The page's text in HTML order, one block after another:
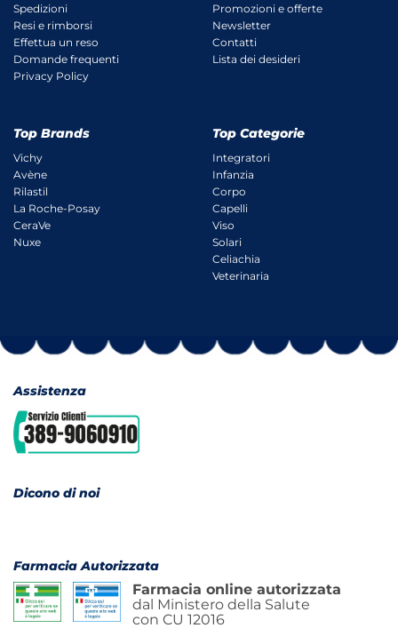
Spedizioni
Resi e rimborsi
Effettua un reso
Domande frequenti
Privacy Policy
Promozioni e offerte
Newsletter
Contatti
Lista dei desideri
Top Brands
Vichy
Avène
Rilastil
La Roche-Posay
CeraVe
Nuxe
Top Categorie
Integratori
Infanzia
Corpo
Capelli
Viso
Solari
Celiachia
Veterinaria
Assistenza
Dicono di noi
Farmacia Autorizzata
Farmacia online autorizzata
dal Ministero della Salute
con CU 12016